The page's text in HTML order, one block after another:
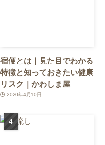
宿便とは｜見た目でわかる
特徴と知っておきたい健康
リスク｜かわしま屋
2020年4月10日